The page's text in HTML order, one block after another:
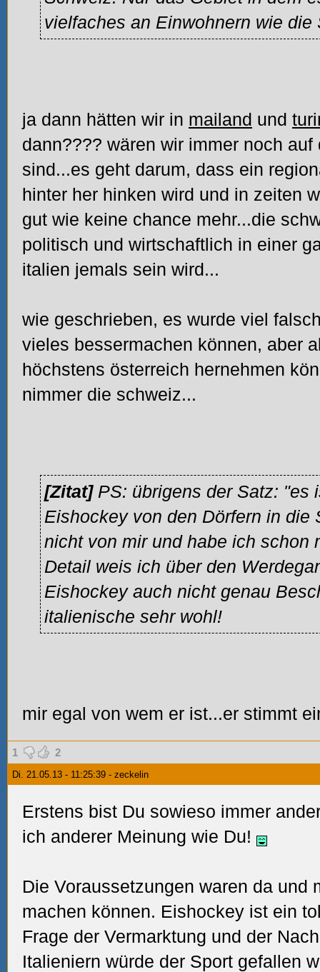
vielfaches an Einwohnern wie die
ja dann hätten wir in mailand und
dann???? wären wir immer noch
sind...es geht darum, dass ein
hinter her hinken wird und in zeiten
gut wie keine chance mehr...die
politisch und wirtschaftlich in einer
italien jemals sein wird...
wie geschrieben, es wurde viel
vieles bessermachen können, aber
höchstens österreich hernehmen
nimmer die schweiz...
[Zitat] PS: übrigens der Satz: "es
Eishockey von den Dörfern in die
nicht von mir und habe ich schon
Detail weis ich über den
Eishockey auch nicht genau
italienische sehr wohl!
mir egal von wem er ist...er stimmt
1 2
Di. 21.05.13 - 11:25:39 - zeckelin
Erstens bist Du sowieso immer
ich anderer Meinung wie Du!
Die Voraussetzungen waren da und
machen können. Eishockey ist ein
Frage der Vermarktung und der
Italieniern würde der Sport gefallen